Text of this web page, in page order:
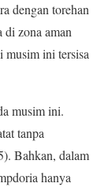
dengan torehan
di zona aman
musim ini tersisa
musim ini.
tanpa
Bahkan, dalam
hanya